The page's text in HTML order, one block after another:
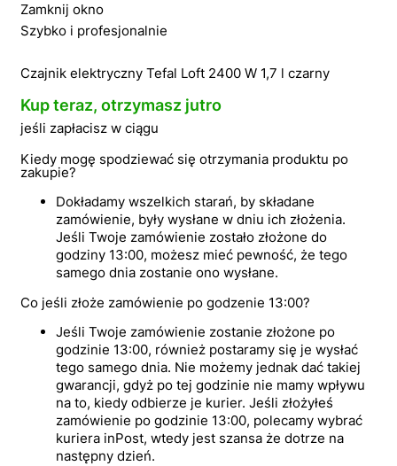
Zamknij okno
Szybko i profesjonalnie
Czajnik elektryczny Tefal Loft 2400 W 1,7 l czarny
Kup teraz, otrzymasz jutro
jeśli zapłacisz w ciągu
Kiedy mogę spodziewać się otrzymania produktu po
zakupie?
Dokładamy wszelkich starań, by składane
zamówienie, były wysłane w dniu ich złożenia.
Jeśli Twoje zamówienie zostało złożone do
godziny 13:00, możesz mieć pewność, że tego
samego dnia zostanie ono wysłane.
Co jeśli złoże zamówienie po godzenie 13:00?
Jeśli Twoje zamówienie zostanie złożone po
godzinie 13:00, również postaramy się je wysłać
tego samego dnia. Nie możemy jednak dać takiej
gwarancji, gdyż po tej godzinie nie mamy wpływu
na to, kiedy odbierze je kurier. Jeśli złożyłeś
zamówienie po godzinie 13:00, polecamy wybrać
kuriera inPost, wtedy jest szansa że dotrze na
następny dzień.